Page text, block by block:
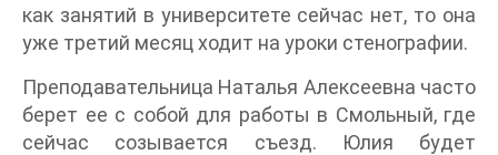
как занятий в университете сейчас нет, то она
уже третий месяц ходит на уроки стенографии.
Преподавательница Наталья Алексеевна часто
берет ее с собой для работы в Смольный, где
сейчас созывается съезд. Юлия будет